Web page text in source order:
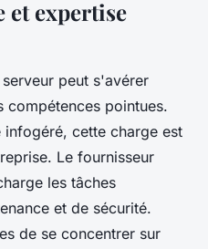
et expertise
peut s'avérer
compétences pointues.
cette charge est
Le fournisseur
les tâches
et de sécurité.
de se concentrer sur